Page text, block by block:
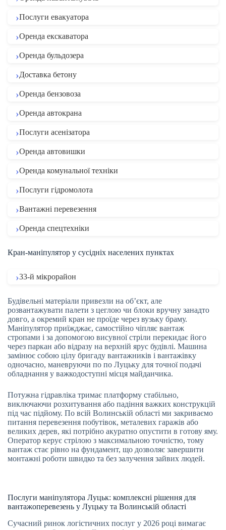
Послуги евакуатора
Оренда екскаватора
Оренда бульдозера
Доставка бетону
Оренда бензовоза
Оренда автокрана
Послуги асенізатора
Оренда автовишки
Оренда комунальної техніки
Послуги гідромолота
Вантажні перевезення
Оренда спецтехніки
Кран-маніпулятор у сусідніх населених пунктах
33-й мікрорайон
Будівельні матеріали привезли на об’єкт, але
розвантажувати палети з цеглою чи блоки вручну занадто
довго, а окремий кран не проїде через вузьку браму.
Маніпулятор приїжджає, самостійно чіпляє вантаж
стропами і за допомогою висувної стріли перекидає його
через паркан або відразу на верхній ярус будівлі. Машина
замінює собою цілу бригаду вантажників і вантажівку
одночасно, маневруючи по по Луцьку для точної подачі
обладнання у важкодоступні місця майданчика.
Потужна гідравліка тримає платформу стабільно,
виключаючи розхитування або падіння важких конструкцій
під час підйому. По всій Волинській області ми закриваємо
питання перевезення побутівок, металевих гаражів або
великих дерев, які потрібно акуратно опустити в готову яму.
Оператор керує стрілою з максимальною точністю, тому
вантаж стає рівно на фундамент, що дозволяє завершити
монтажні роботи швидко та без залучення зайвих людей.
Послуги маніпулятора Луцьк: комплексні рішення для
вантажоперевезень у Луцьку та Волинській області
Сучасний ринок логістичних послуг у 2026 році вимагає